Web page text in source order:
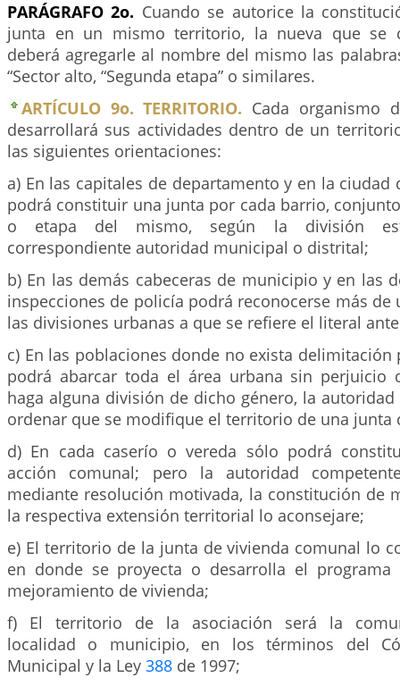
PARÁGRAFO 2o. Cuando se autorice la
junta en un mismo territorio, la nueva que se
deberá agregarle al nombre del mismo las
“Sector alto, “Segunda etapa” o similares.
ARTÍCULO 9o. TERRITORIO. Cada organismo
desarrollará sus actividades dentro de un
las siguientes orientaciones:
a) En las capitales de departamento y en la ciudad
podrá constituir una junta por cada barrio,
o etapa del mismo, según la división
correspondiente autoridad municipal o distrital;
b) En las demás cabeceras de municipio y en las
inspecciones de policía podrá reconocerse más de
las divisiones urbanas a que se refiere el literal
c) En las poblaciones donde no exista
podrá abarcar toda el área urbana sin perjuicio
haga alguna división de dicho género, la
ordenar que se modifique el territorio de una junta
d) En cada caserío o vereda sólo podrá
acción comunal; pero la autoridad
mediante resolución motivada, la constitución de
la respectiva extensión territorial lo aconsejare;
e) El territorio de la junta de vivienda comunal lo
en donde se proyecta o desarrolla el programa
mejoramiento de vivienda;
f) El territorio de la asociación será la
localidad o municipio, en los términos del
Municipal y la Ley 388 de 1997;